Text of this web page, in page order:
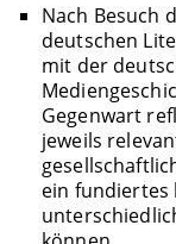
Nach Besuch
deutschen
mit der
Gegenwart
jeweils
ein fundiertes